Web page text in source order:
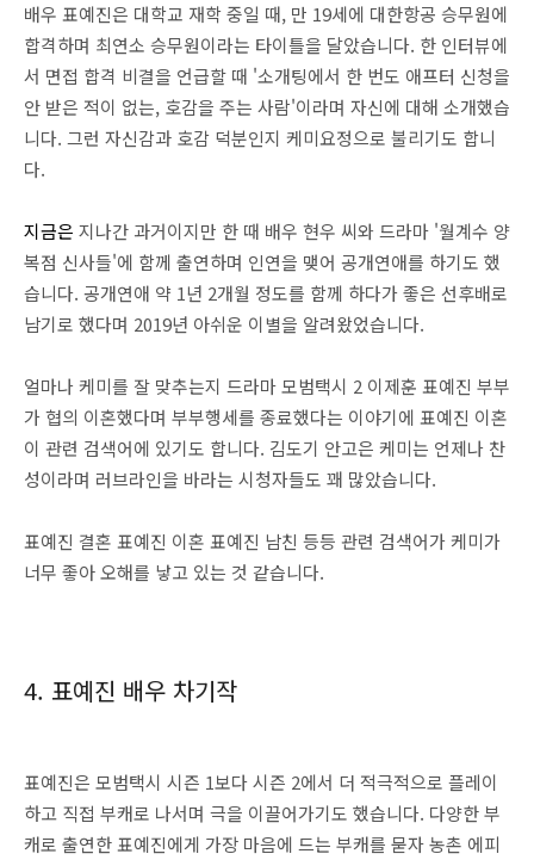
배우 표예진은 대학교 재학 중일 때, 만 19세에 대한항공 승무원에
합격하며 최연소 승무원이라는 타이틀을 달았습니다. 한 인터뷰에
서 면접 합격 비결을 언급할 때 '소개팅에서 한 번도 애프터 신청을
안 받은 적이 없는, 호감을 주는 사람'이라며 자신에 대해 소개했습
니다. 그런 자신감과 호감 덕분인지 케미요정으로 불리기도 합니
다.
지금은 지나간 과거이지만 한 때 배우 현우 씨와 드라마 '월계수 양
복점 신사들'에 함께 출연하며 인연을 맺어 공개연애를 하기도 했
습니다. 공개연애 약 1년 2개월 정도를 함께 하다가 좋은 선후배로
남기로 했다며 2019년 아쉬운 이별을 알려왔었습니다.
얼마나 케미를 잘 맞추는지 드라마 모범택시 2 이제훈 표예진 부부
가 협의 이혼했다며 부부행세를 종료했다는 이야기에 표예진 이혼
이 관련 검색어에 있기도 합니다. 김도기 안고은 케미는 언제나 찬
성이라며 러브라인을 바라는 시청자들도 꽤 많았습니다.
표예진 결혼 표예진 이혼 표예진 남친 등등 관련 검색어가 케미가
너무 좋아 오해를 낳고 있는 것 같습니다.
4. 표예진 배우 차기작
표예진은 모범택시 시즌 1보다 시즌 2에서 더 적극적으로 플레이
하고 직접 부캐로 나서며 극을 이끌어가기도 했습니다. 다양한 부
캐로 출연한 표예진에게 가장 마음에 드는 부캐를 묻자 농촌 에피